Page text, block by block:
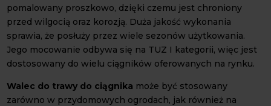
pomalowany proszkowo, dzięki czemu jest chroniony
przed wilgocią oraz korozją. Duża jakość wykonania
sprawia, że posłuży przez wiele sezonów użytkowania.
Jego mocowanie odbywa się na TUZ I kategorii, więc jest
dostosowany do wielu ciągników oferowanych na rynku.
Walec do trawy do ciągnika może być stosowany
zarówno w przydomowych ogrodach, jak również na